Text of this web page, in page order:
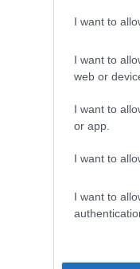
I want to
I want to
web or
I want to
or app.
I want to
I want to